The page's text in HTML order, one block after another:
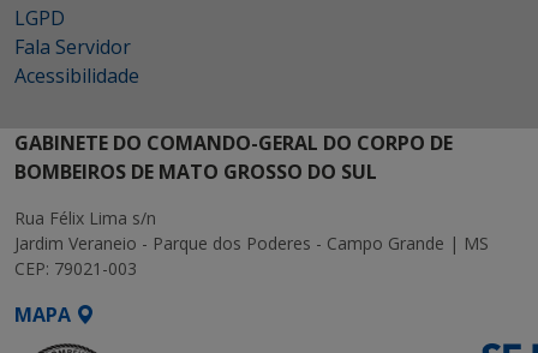
LGPD
Fala Servidor
Acessibilidade
GABINETE DO COMANDO-GERAL DO CORPO DE
BOMBEIROS DE MATO GROSSO DO SUL
Rua Félix Lima s/n
Jardim Veraneio - Parque dos Poderes - Campo Grande | MS
CEP: 79021-003
MAPA